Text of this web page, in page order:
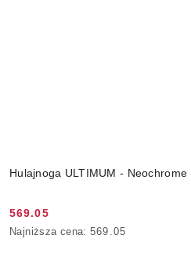
Hulajnoga ULTIMUM -
Cena
promocyjna:
569.05
Najniższa
Najniższa cena: 569.05